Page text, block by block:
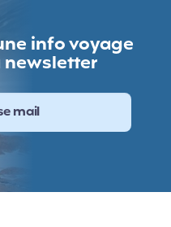
info voyage
newsletter